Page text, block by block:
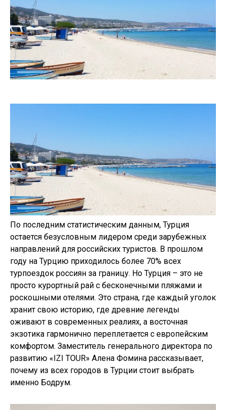
По последним статистическим данным, Турция
остается безусловным лидером среди зарубежных
направлений для российских туристов. В прошлом
году на Турцию приходилось более 70% всех
турпоездок россиян за границу. Но Турция – это не
просто курортный рай с бесконечными пляжами и
роскошными отелями. Это страна, где каждый уголок
хранит свою историю, где древние легенды
оживают в современных реалиях, а восточная
экзотика гармонично переплетается с европейским
комфортом. Заместитель генерального директора по
развитию «IZI TOUR» Алена Фомина рассказывает,
почему из всех городов в Турции стоит выбрать
именно Бодрум.